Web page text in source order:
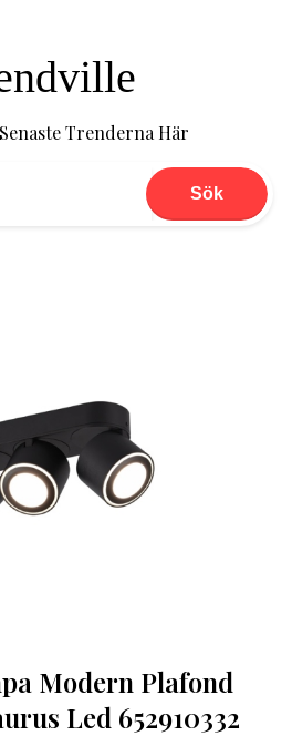
Trenderna Här
Sök
Modern Plafond
Led 652910332